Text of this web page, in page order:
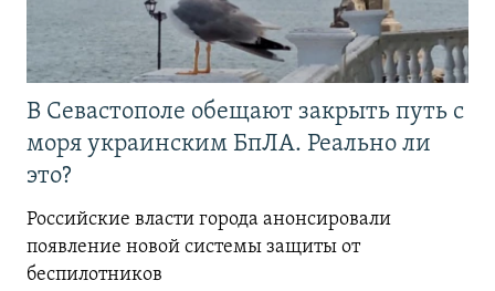
В Севастополе обещают закрыть путь с
моря украинским БпЛА. Реально ли
это?
Российские власти города анонсировали
появление новой системы защиты от
беспилотников